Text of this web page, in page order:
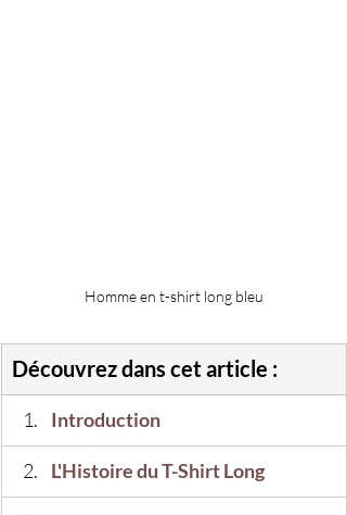
Homme en t-shirt long bleu
Découvrez dans cet article :
Introduction
L'Histoire du T-Shirt Long